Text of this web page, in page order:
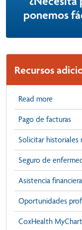
ponemos
Recursos
Read more
Pago de facturas
Solicitar historiales
Seguro de
Asistencia
Oportunidades
CoxHealth MyChart